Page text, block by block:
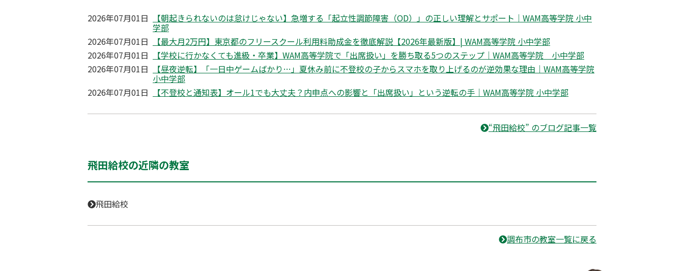
2026年07月01日 【朝起きられないのは怠けじゃない】急増する「起立性調節障害（OD）」の正しい理解とサポート｜WAM高等学院 小中
学部
2026年07月01日
【最大月2万円】東京都のフリースクール利用料助成金を徹底解説【2026年最新版】| WAM高等学院 小中学部
2026年07月01日
【学校に行かなくても進級・卒業】WAM高等学院で「出席扱い」を勝ち取る5つのステップ｜WAM高等学院 小中学部
2026年07月01日
【昼夜逆転】「一日中ゲームばかり…」夏休み前に不登校の子からスマホを取り上げるのが逆効果な理由｜WAM高等学院
小中学部
2026年07月01日
【不登校と通知表】オール1でも大丈夫？内申点への影響と「出席扱い」という逆転の手｜WAM高等学院 小中学部
“飛田給校” のブログ記事一覧
飛田給校の近隣の教室
飛田給校
調布市の教室一覧に戻る